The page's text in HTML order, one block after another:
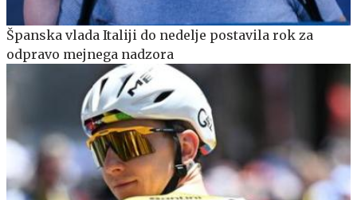
Španska vlada Italiji do nedelje postavila rok za
odpravo mejnega nadzora